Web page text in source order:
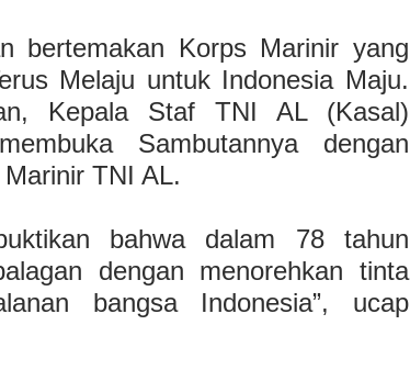
bertemakan Korps Marinir yang
Melaju untuk Indonesia Maju.
Kepala Staf TNI AL (Kasal)
Sambutannya dengan
TNI AL.
bahwa dalam 78 tahun
dengan menorehkan tinta
bangsa Indonesia”, ucap